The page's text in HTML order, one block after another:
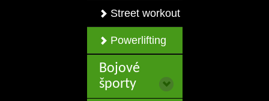
Street workout
Powerlifting
Bojové
športy